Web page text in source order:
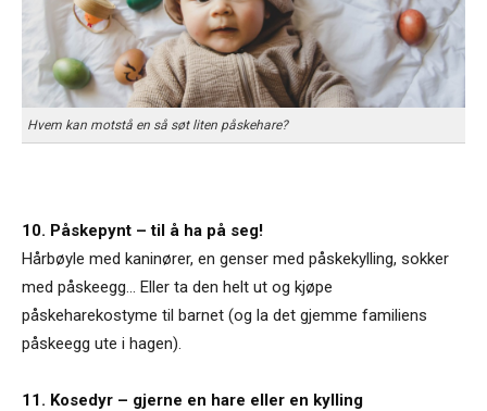
Hvem kan motstå en så søt liten påskehare?
10. Påskepynt – til å ha på seg!
Hårbøyle med kaninører, en genser med påskekylling, sokker
med påskeegg... Eller ta den helt ut og kjøpe
påskeharekostyme til barnet (og la det gjemme familiens
påskeegg ute i hagen).
11. Kosedyr – gjerne en hare eller en kylling